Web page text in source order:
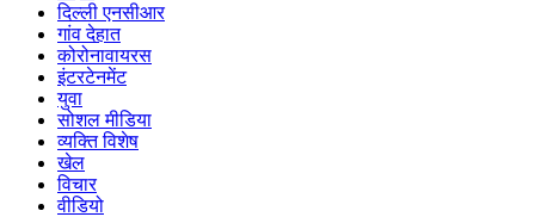
दिल्ली एनसीआर
गांव देहात
कोरोनावायरस
इंटरटेनमेंट
युवा
सोशल मीडिया
व्यक्ति विशेष
खेल
विचार
वीडियो